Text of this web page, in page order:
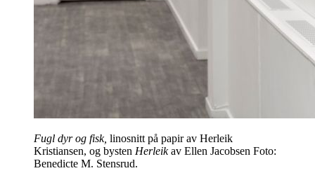
Fugl dyr og fisk, linosnitt på papir av Herleik
Kristiansen, og bysten Herleikav Ellen Jacobsen Foto:
Benedicte M. Stensrud.